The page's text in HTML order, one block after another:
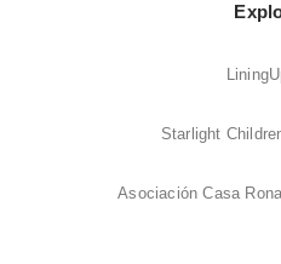
Starlight
Asociación Casa